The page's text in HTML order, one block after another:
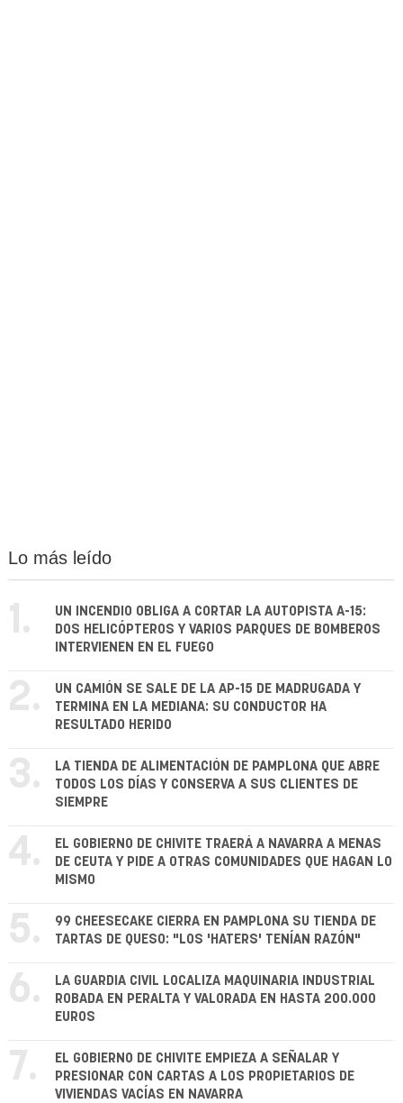
Lo más leído
1.
UN INCENDIO OBLIGA A CORTAR LA AUTOPISTA A-15:
DOS HELICÓPTEROS Y VARIOS PARQUES DE BOMBEROS
INTERVIENEN EN EL FUEGO
2.
UN CAMIÓN SE SALE DE LA AP-15 DE MADRUGADA Y
TERMINA EN LA MEDIANA: SU CONDUCTOR HA
RESULTADO HERIDO
3.
LA TIENDA DE ALIMENTACIÓN DE PAMPLONA QUE ABRE
TODOS LOS DÍAS Y CONSERVA A SUS CLIENTES DE
SIEMPRE
4.
EL GOBIERNO DE CHIVITE TRAERÁ A NAVARRA A MENAS
DE CEUTA Y PIDE A OTRAS COMUNIDADES QUE HAGAN LO
MISMO
5.
99 CHEESECAKE CIERRA EN PAMPLONA SU TIENDA DE
TARTAS DE QUESO: "LOS 'HATERS' TENÍAN RAZÓN"
6.
LA GUARDIA CIVIL LOCALIZA MAQUINARIA INDUSTRIAL
ROBADA EN PERALTA Y VALORADA EN HASTA 200.000
EUROS
7.
EL GOBIERNO DE CHIVITE EMPIEZA A SEÑALAR Y
PRESIONAR CON CARTAS A LOS PROPIETARIOS DE
VIVIENDAS VACÍAS EN NAVARRA